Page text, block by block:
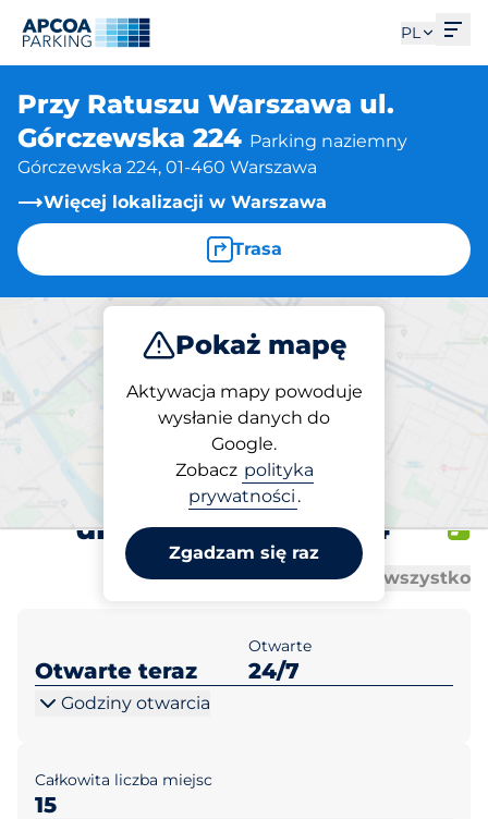
PL
Przy Ratuszu Warszawa ul.
Górczewska 224 Parking naziemny
Górczewska 224, 01-460 Warszawa
Więcej lokalizacji w Warszawa
Trasa
Pokaż mapę
Aktywacja mapy powoduje
wysłanie danych do
Google.
Zobacz polityka
prywatności .
Zgadzam się raz
Parkuj
Parking na miejscu
Przy Ratuszu Warszawa
ul. Górczewska 224
Otwórz wszystkoZamknij wszystko
Otwarte teraz
Otwarte
24/7
Godziny otwarcia
Całkowita liczba miejsc
15